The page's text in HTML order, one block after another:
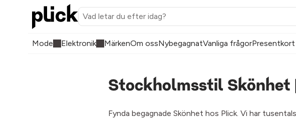
Mode Elektronik MärkenOm ossNybegagnatVanliga frågorPresentkort
Stockholmsstil Skönhet
Fynda begagnade Skönhet hos Plick. Vi har